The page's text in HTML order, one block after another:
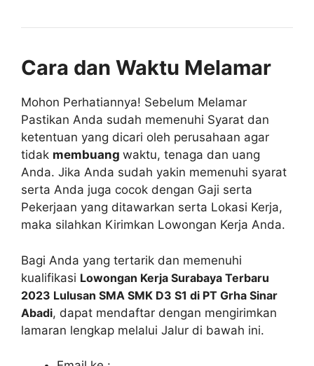
Cara dan Waktu Melamar
Mohon Perhatiannya! Sebelum Melamar
Pastikan Anda sudah memenuhi Syarat dan
ketentuan yang dicari oleh perusahaan agar
tidak membuang waktu, tenaga dan uang
Anda. Jika Anda sudah yakin memenuhi syarat
serta Anda juga cocok dengan Gaji serta
Pekerjaan yang ditawarkan serta Lokasi Kerja,
maka silahkan Kirimkan Lowongan Kerja Anda.
Bagi Anda yang tertarik dan memenuhi
kualifikasi Lowongan Kerja Surabaya Terbaru
2023 Lulusan SMA SMK D3 S1 di PT Grha Sinar
Abadi, dapat mendaftar dengan mengirimkan
lamaran lengkap melalui Jalur di bawah ini.